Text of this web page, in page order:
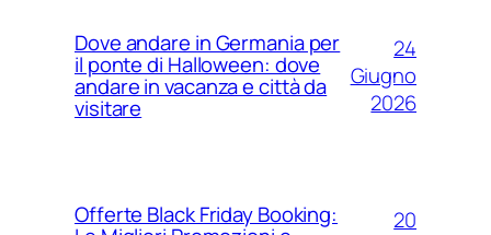
Dove andare in Germania per
il ponte di Halloween: dove
andare in vacanza e città da
visitare
24
Giugno
2026
Offerte Black Friday Booking:
20